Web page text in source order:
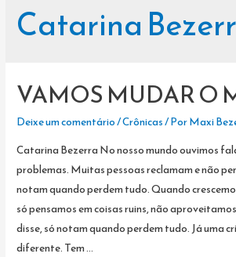
Catarina
VAMOS MUDAR O
Deixe um comentário/Crônicas/ PorMaxi
Catarina Bezerra No nosso mundo ouvimos
problemas. Muitas pessoas reclamam e não
notam quando perdem tudo. Quando
só pensamos em coisas ruins, não
disse, só notam quando perdem tudo. Já uma
diferente. Tem …